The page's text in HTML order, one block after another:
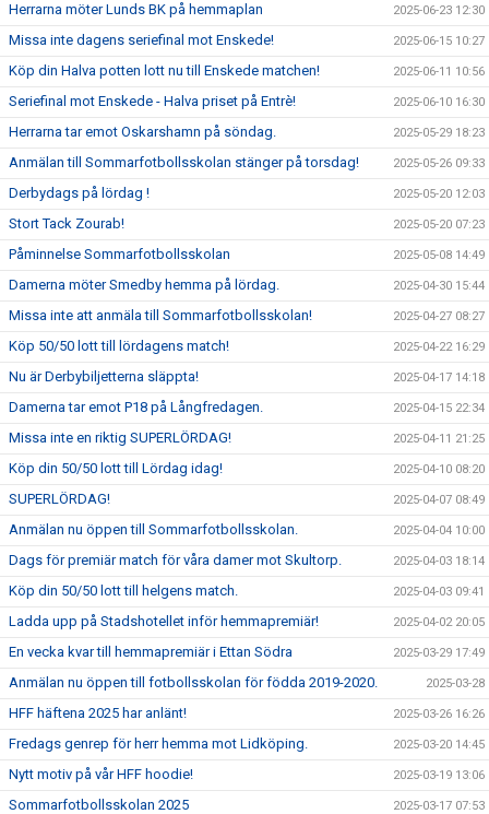
Herrarna möter Lunds BK på hemmaplan 2025-06-23 12:30
Missa inte dagens seriefinal mot Enskede! 2025-06-15 10:27
Köp din Halva potten lott nu till Enskede matchen! 2025-06-11 10:56
Seriefinal mot Enskede - Halva priset på Entrè! 2025-06-10 16:30
Herrarna tar emot Oskarshamn på söndag. 2025-05-29 18:23
Anmälan till Sommarfotbollsskolan stänger på torsdag! 2025-05-26 09:33
Derbydags på lördag ! 2025-05-20 12:03
Stort Tack Zourab! 2025-05-20 07:23
Påminnelse Sommarfotbollsskolan 2025-05-08 14:49
Damerna möter Smedby hemma på lördag. 2025-04-30 15:44
Missa inte att anmäla till Sommarfotbollsskolan! 2025-04-27 08:27
Köp 50/50 lott till lördagens match! 2025-04-22 16:29
Nu är Derbybiljetterna släppta! 2025-04-17 14:18
Damerna tar emot P18 på Långfredagen. 2025-04-15 22:34
Missa inte en riktig SUPERLÖRDAG! 2025-04-11 21:25
Köp din 50/50 lott till Lördag idag! 2025-04-10 08:20
SUPERLÖRDAG! 2025-04-07 08:49
Anmälan nu öppen till Sommarfotbollsskolan. 2025-04-04 10:00
Dags för premiär match för våra damer mot Skultorp. 2025-04-03 18:14
Köp din 50/50 lott till helgens match. 2025-04-03 09:41
Ladda upp på Stadshotellet inför hemmapremiär! 2025-04-02 20:05
En vecka kvar till hemmapremiär i Ettan Södra 2025-03-29 17:49
Anmälan nu öppen till fotbollsskolan för födda 2019-2020. 2025-03-28
HFF häftena 2025 har anlänt! 2025-03-26 16:26
Fredags genrep för herr hemma mot Lidköping. 2025-03-20 14:45
Nytt motiv på vår HFF hoodie! 2025-03-19 13:06
Sommarfotbollsskolan 2025 2025-03-17 07:53